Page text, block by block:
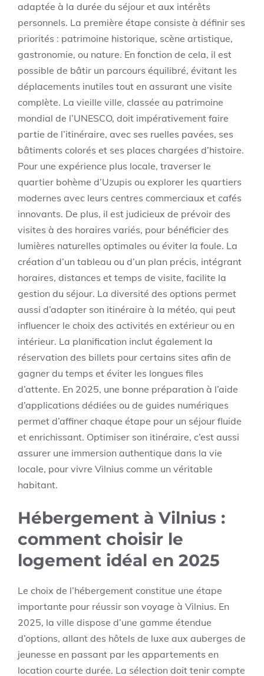
adaptée à la durée du séjour et aux intérêts
personnels. La première étape consiste à définir ses
priorités : patrimoine historique, scène artistique,
gastronomie, ou nature. En fonction de cela, il est
possible de bâtir un parcours équilibré, évitant les
déplacements inutiles tout en assurant une visite
complète. La vieille ville, classée au patrimoine
mondial de l’UNESCO, doit impérativement faire
partie de l’itinéraire, avec ses ruelles pavées, ses
bâtiments colorés et ses places chargées d’histoire.
Pour une expérience plus locale, traverser le
quartier bohème d’Uzupis ou explorer les quartiers
modernes avec leurs centres commerciaux et cafés
innovants. De plus, il est judicieux de prévoir des
visites à des horaires variés, pour bénéficier des
lumières naturelles optimales ou éviter la foule. La
création d’un tableau ou d’un plan précis, intégrant
horaires, distances et temps de visite, facilite la
gestion du séjour. La diversité des options permet
aussi d’adapter son itinéraire à la météo, qui peut
influencer le choix des activités en extérieur ou en
intérieur. La planification inclut également la
réservation des billets pour certains sites afin de
gagner du temps et éviter les longues files
d’attente. En 2025, une bonne préparation à l’aide
d’applications dédiées ou de guides numériques
permet d’affiner chaque étape pour un séjour fluide
et enrichissant. Optimiser son itinéraire, c’est aussi
assurer une immersion authentique dans la vie
locale, pour vivre Vilnius comme un véritable
habitant.
Hébergement à Vilnius :
comment choisir le
logement idéal en 2025
Le choix de l’hébergement constitue une étape
importante pour réussir son voyage à Vilnius. En
2025, la ville dispose d’une gamme étendue
d’options, allant des hôtels de luxe aux auberges de
jeunesse en passant par les appartements en
location courte durée. La sélection doit tenir compte